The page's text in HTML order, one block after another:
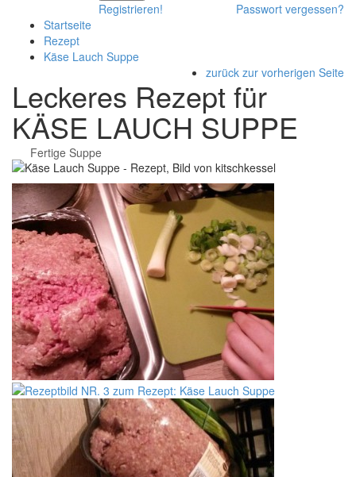
Registrieren!
Passwort vergessen?
Startseite
Rezept
Käse Lauch Suppe
zurück zur vorherigen Seite
Leckeres Rezept für
KÄSE LAUCH SUPPE
Fertige Suppe